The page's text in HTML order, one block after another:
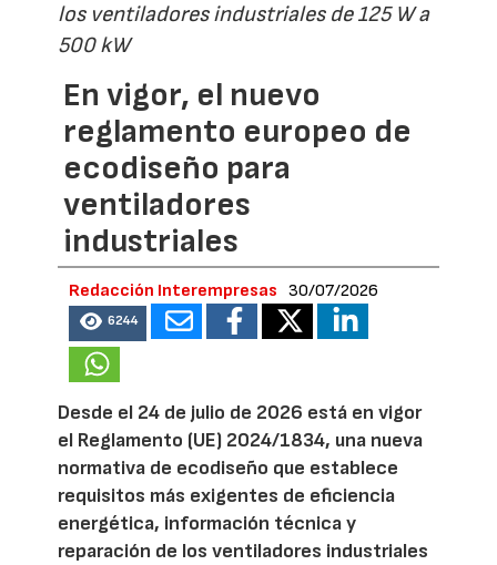
los ventiladores industriales de 125 W a
500 kW
En vigor, el nuevo
reglamento europeo de
ecodiseño para
ventiladores
industriales
Redacción Interempresas 30/07/2026
6244
Desde el 24 de julio de 2026 está en vigor
el Reglamento (UE) 2024/1834, una nueva
normativa de ecodiseño que establece
requisitos más exigentes de eficiencia
energética, información técnica y
reparación de los ventiladores industriales